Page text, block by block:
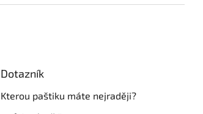
Dotazník
Kterou paštiku máte nejraději?